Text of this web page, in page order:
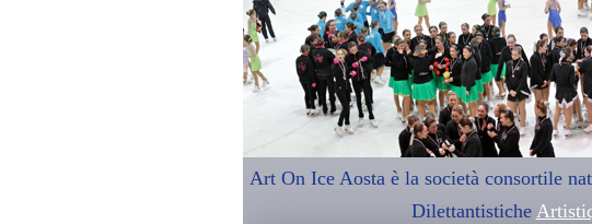
Art On Ice Aosta è la società consortile
Dilettantistiche